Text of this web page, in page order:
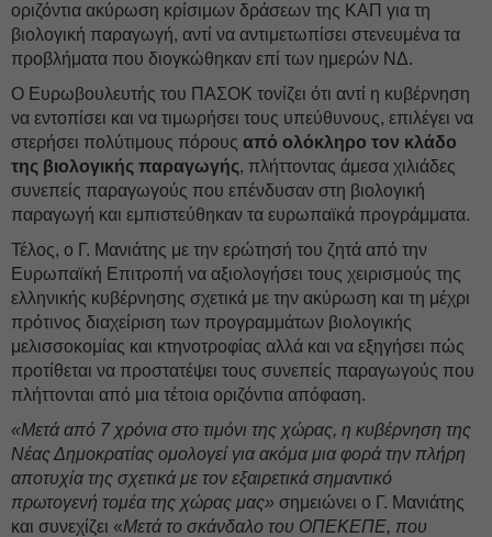
οριζόντια ακύρωση κρίσιμων δράσεων της ΚΑΠ για τη
βιολογική παραγωγή, αντί να αντιμετωπίσει στενευμένα τα
προβλήματα που διογκώθηκαν επί των ημερών ΝΔ.
Ο Ευρωβουλευτής του ΠΑΣΟΚ τονίζει ότι αντί η κυβέρνηση
να εντοπίσει και να τιμωρήσει τους υπεύθυνους, επιλέγει να
στερήσει πολύτιμους πόρους από ολόκληρο τον κλάδο
της βιολογικής παραγωγής, πλήττοντας άμεσα χιλιάδες
συνεπείς παραγωγούς που επένδυσαν στη βιολογική
παραγωγή και εμπιστεύθηκαν τα ευρωπαϊκά προγράμματα.
Τέλος, ο Γ. Μανιάτης με την ερώτησή του ζητά από την
Ευρωπαϊκή Επιτροπή να αξιολογήσει τους χειρισμούς της
ελληνικής κυβέρνησης σχετικά με την ακύρωση και τη μέχρι
πρότινος διαχείριση των προγραμμάτων βιολογικής
μελισσοκομίας και κτηνοτροφίας αλλά και να εξηγήσει πώς
προτίθεται να προστατέψει τους συνεπείς παραγωγούς που
πλήττονται από μια τέτοια οριζόντια απόφαση.
«Μετά από 7 χρόνια στο τιμόνι της χώρας, η κυβέρνηση της
Νέας Δημοκρατίας ομολογεί για ακόμα μια φορά την πλήρη
αποτυχία της σχετικά με τον εξαιρετικά σημαντικό
πρωτογενή τομέα της χώρας μας» σημειώνει ο Γ. Μανιάτης
και συνεχίζει «Μετά το σκάνδαλο του ΟΠΕΚΕΠΕ, που